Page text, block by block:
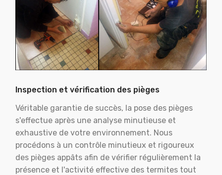
Inspection et vérification des pièges
Véritable garantie de succès, la pose des pièges
s'effectue après une analyse minutieuse et
exhaustive de votre environnement. Nous
procédons à un contrôle minutieux et rigoureux
des pièges appâts afin de vérifier régulièrement la
présence et l'activité effective des termites tout